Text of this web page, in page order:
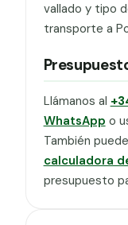
vallado y tipo
transporte a
Llámanos al
WhatsApp o
También
calculadora
presupuesto